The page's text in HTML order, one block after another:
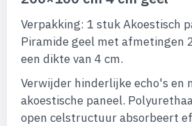
begin
afbeeldingen-
Verpakking: 1 stuk Akoestisch
Piramide geel met afmetingen
een dikte van 4 cm.
Verwijder hinderlijke echo's en
akoestische paneel.
open celstructuur absorbeert